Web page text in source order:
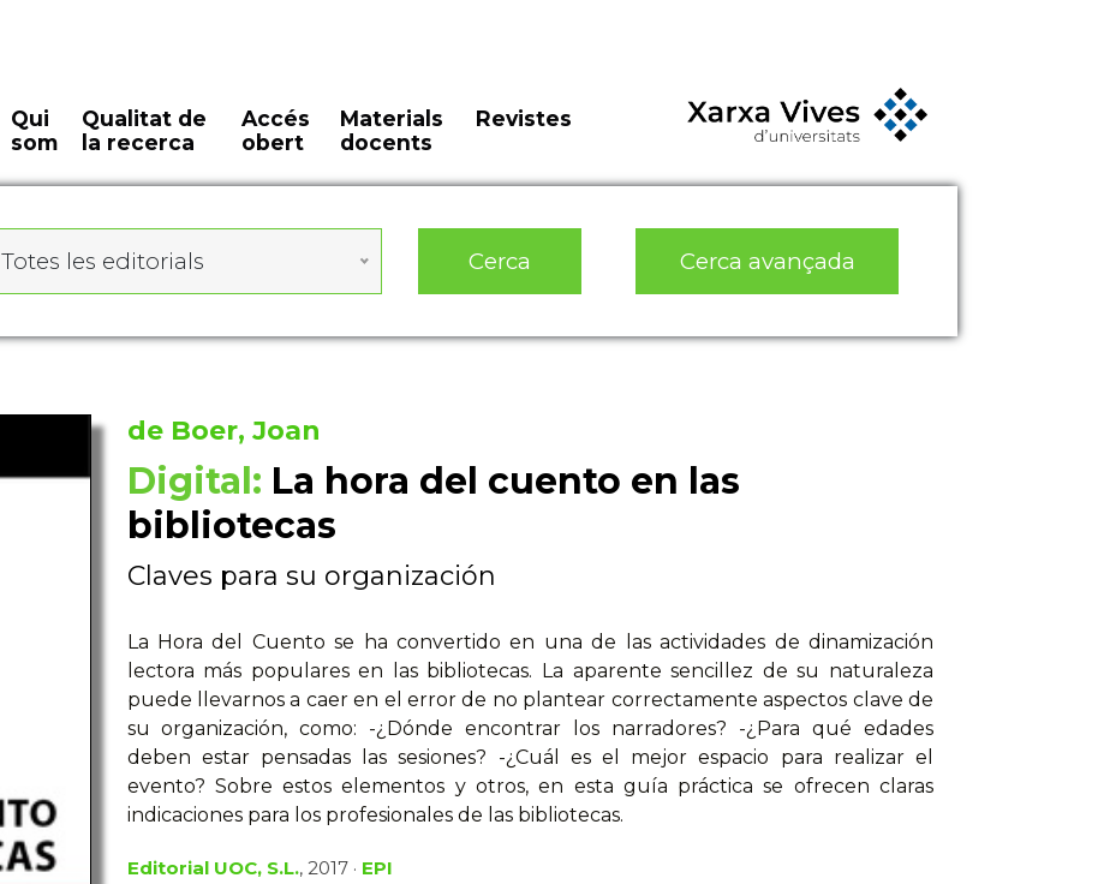
Qui
som
Qualitat de
la recerca
Accés
obert
Materials
docents
Revistes
Totes les editorials Cerca Cerca avançada
de Boer, Joan
Digital: La hora del cuento en las
bibliotecas
Claves para su organización
La Hora del Cuento se ha convertido en una de las actividades de dinamización
lectora más populares en las bibliotecas. La aparente sencillez de su naturaleza
puede llevarnos a caer en el error de no plantear correctamente aspectos clave de
su organización, como: -¿Dónde encontrar los narradores? -¿Para qué edades
deben estar pensadas las sesiones? -¿Cuál es el mejor espacio para realizar el
evento? Sobre estos elementos y otros, en esta guía práctica se ofrecen claras
indicaciones para los profesionales de las bibliotecas.
Editorial UOC, S.L., 2017 · EPI